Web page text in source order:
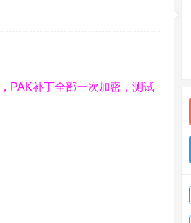
，PAK补丁全部一次加密，测试